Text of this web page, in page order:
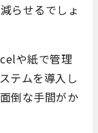
らせるでしょ
や紙で管理
テムを導入し
倒な手間がか